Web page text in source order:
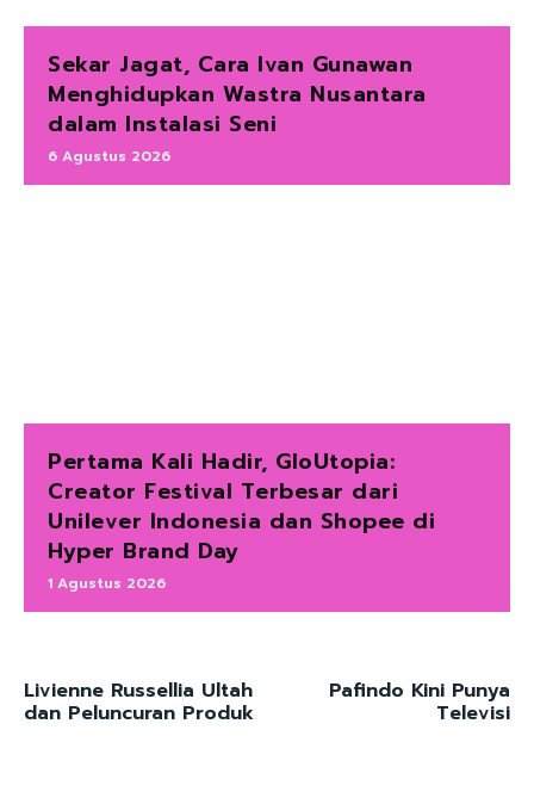
Sekar Jagat, Cara Ivan Gunawan
Menghidupkan Wastra Nusantara
dalam Instalasi Seni
6 Agustus 2026
Pertama Kali Hadir, GloUtopia:
Creator Festival Terbesar dari
Unilever Indonesia dan Shopee di
Hyper Brand Day
1 Agustus 2026
Livienne Russellia Ultah
dan Peluncuran Produk
Pafindo Kini Punya
Televisi